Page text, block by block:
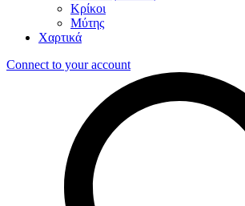
Κρίκοι
Μύτης
Χαρτικά
Connect to your account